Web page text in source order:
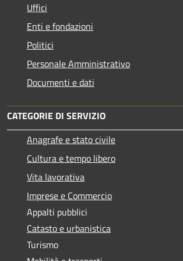
Uffici
Enti e fondazioni
Politici
Personale Amministrativo
Documenti e dati
CATEGORIE DI SERVIZIO
Anagrafe e stato civile
Cultura e tempo libero
Vita lavorativa
Imprese e Commercio
Appalti pubblici
Catasto e urbanistica
Turismo